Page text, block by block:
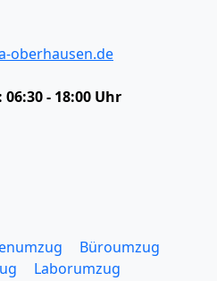
oberhausen.de
06:30 - 18:00 Uhr
Büroumzug
Laborumzug